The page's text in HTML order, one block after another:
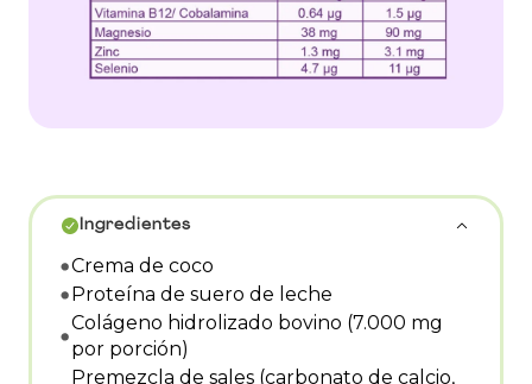
Ingredientes
Crema de coco
Proteína de suero de leche
Colágeno hidrolizado bovino (7.000 mg
por porción)
Premezcla de sales (carbonato de calcio,